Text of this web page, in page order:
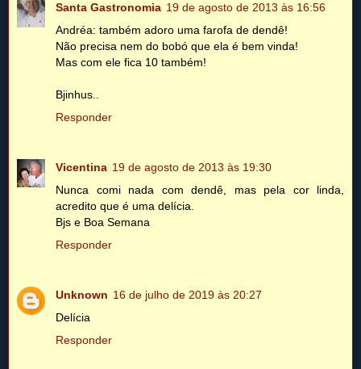
Santa Gastronomia 19 de agosto de 2013 às 16:56
Andréa: também adoro uma farofa de dendê!
Não precisa nem do bobó que ela é bem vinda!
Mas com ele fica 10 também!
Bjinhus..
Responder
Vicentina 19 de agosto de 2013 às 19:30
Nunca comi nada com dendê, mas pela cor linda,
acredito que é uma delícia.
Bjs e Boa Semana
Responder
Unknown 16 de julho de 2019 às 20:27
Delícia
Responder